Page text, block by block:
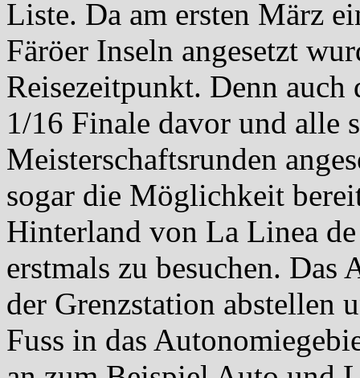
Liste. Da am ersten März
Färöer Inseln angesetzt
Reisezeitpunkt. Denn
1/16 Finale davor und alle
Meisterschaftsrunden
sogar die Möglichkeit
Hinterland von La Linea
erstmals zu besuchen.
der Grenzstation abstellen
Fuss in das